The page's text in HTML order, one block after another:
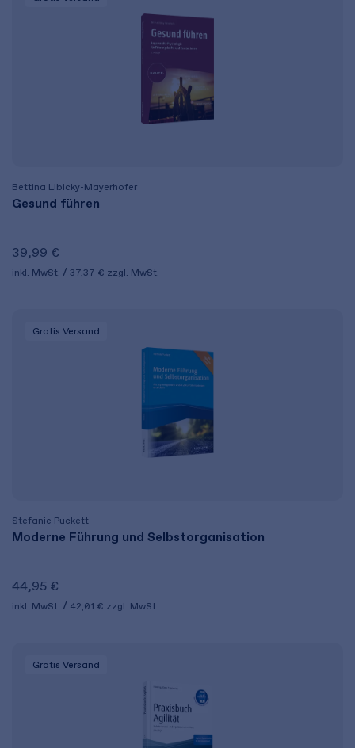
Bettina Libicky-Mayerhofer
Gesund führen
39,99 €
inkl. MwSt. 37,37 € zzgl. MwSt.
Gratis Versand
Stefanie Puckett
Moderne Führung und Selbstorganisation
44,95 €
inkl. MwSt. 42,01 € zzgl. MwSt.
Gratis Versand